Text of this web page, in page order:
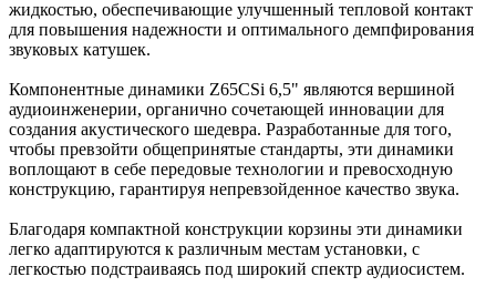
жидкостью, обеспечивающие улучшенный тепловой контакт
для повышения надежности и оптимального демпфирования
звуковых катушек.
Компонентные динамики Z65CSi 6,5" являются вершиной
аудиоинженерии, органично сочетающей инновации для
создания акустического шедевра. Разработанные для того,
чтобы превзойти общепринятые стандарты, эти динамики
воплощают в себе передовые технологии и превосходную
конструкцию, гарантируя непревзойденное качество звука.
Благодаря компактной конструкции корзины эти динамики
легко адаптируются к различным местам установки, с
легкостью подстраиваясь под широкий спектр аудиосистем.